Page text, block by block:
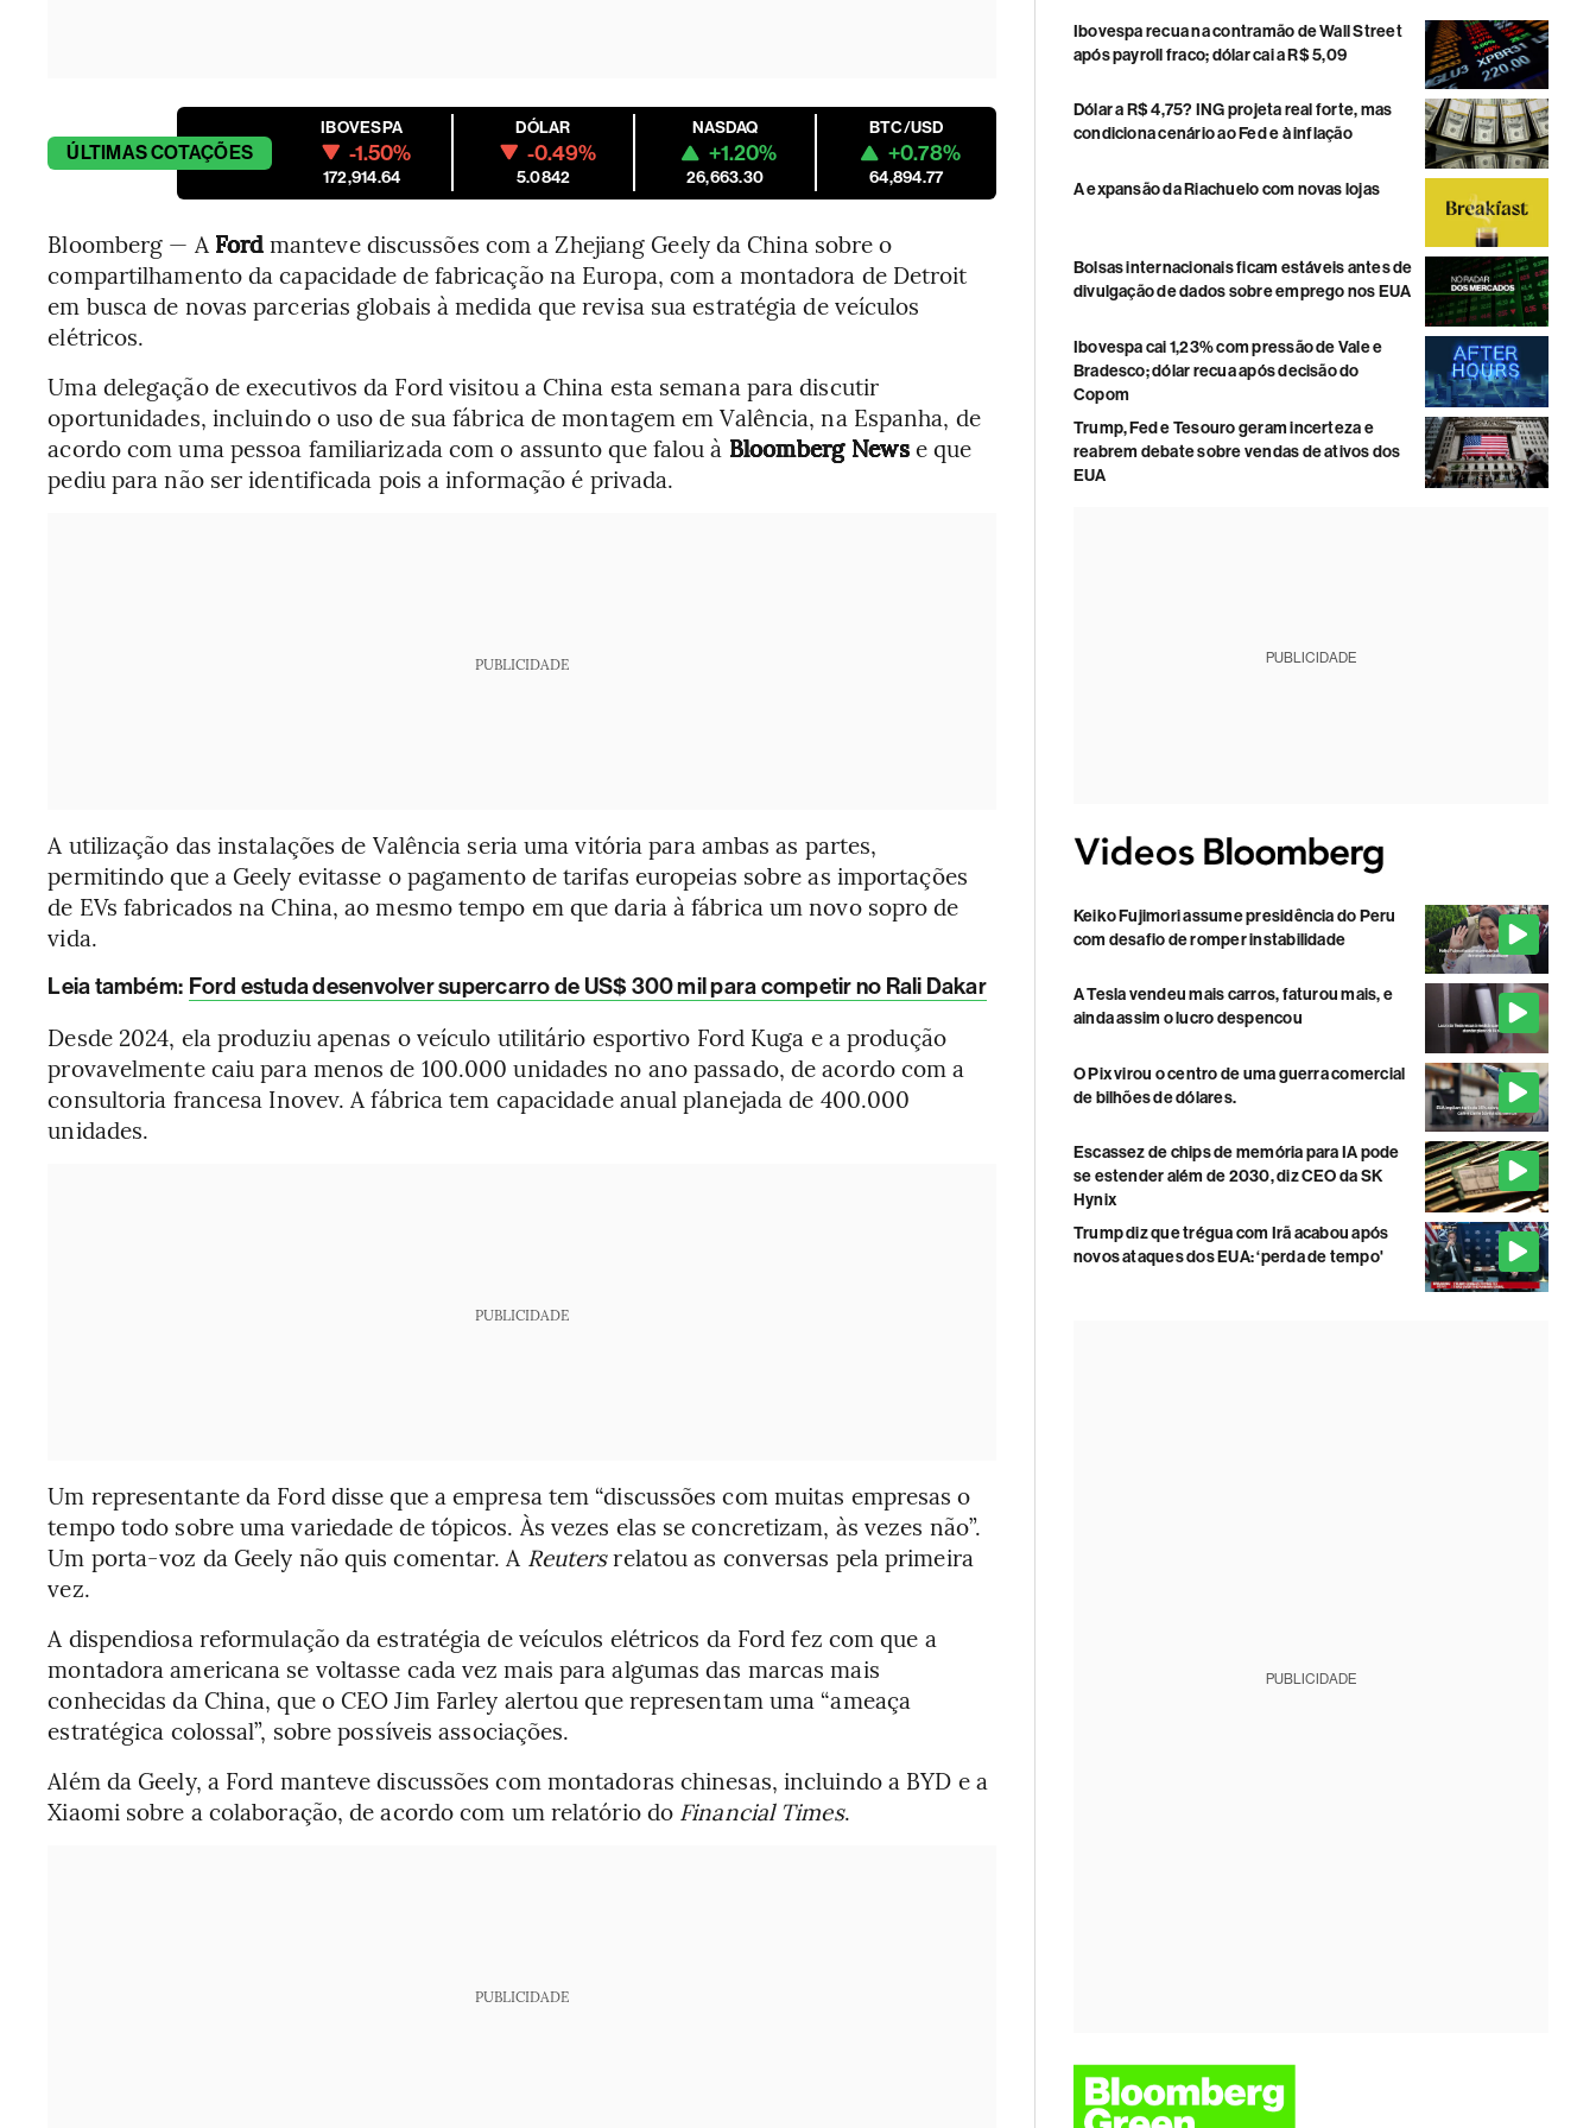
ÚLTIMASCOTAÇÕES
IBOVESPA
-1.50%
172,914.64
DÓLAR
-0.49%
5.0842
NASDAQ
+1.20%
26,663.30
BTC/USD
+0.78%
64,894.77
Bloomberg — A Fordmanteve discussões com a Zhejiang Geely da China sobre o
compartilhamento da capacidade de fabricação na Europa, com a montadora de Detroit
em busca de novas parcerias globais à medida que revisa sua estratégia de veículos
elétricos.
Uma delegação de executivos da Ford visitou a China esta semana para discutir
oportunidades, incluindo o uso de sua fábrica de montagem em Valência, na Espanha, de
acordo com uma pessoa familiarizada com o assunto que falou à Bloomberg Newse que
pediu para não ser identificada pois a informação é privada.
PUBLICIDADE
A utilização das instalações de Valência seria uma vitória para ambas as partes,
permitindo que a Geely evitasse o pagamento de tarifas europeias sobre as importações
de EVs fabricados na China, ao mesmo tempo em que daria à fábrica um novo sopro de
vida.
Leia também: Ford estuda desenvolver supercarro de US$ 300 mil para competir no Rali Dakar
Desde 2024, ela produziu apenas o veículo utilitário esportivo Ford Kuga e a produção
provavelmente caiu para menos de 100.000 unidades no ano passado, de acordo com a
consultoria francesa Inovev. A fábrica tem capacidade anual planejada de 400.000
unidades.
PUBLICIDADE
Um representante da Ford disse que a empresa tem “discussões com muitas empresas o
tempo todo sobre uma variedade de tópicos. Às vezes elas se concretizam, às vezes não”.
Um porta-voz da Geely não quis comentar. A Reutersrelatou as conversas pela primeira
vez.
A dispendiosa reformulação da estratégia de veículos elétricos da Ford fez com que a
montadora americana se voltasse cada vez mais para algumas das marcas mais
conhecidas da China, que o CEO Jim Farley alertou que representam uma “ameaça
estratégica colossal”, sobre possíveis associações.
Além da Geely, a Ford manteve discussões com montadoras chinesas, incluindo a BYD e a
Xiaomi sobre a colaboração, de acordo com um relatório do Financial Times.
PUBLICIDADE
Ibovespa recua na contramão de Wall Street
após payroll fraco; dólar cai a R$ 5,09
Dólar a R$ 4,75? ING projeta real forte, mas
condiciona cenário ao Fed e à inflação
A expansão da Riachuelo com novas lojas
Bolsas internacionais ficam estáveis antes de
divulgação de dados sobre emprego nos EUA
Ibovespa cai 1,23% com pressão de Vale e
Bradesco; dólar recua após decisão do
Copom
Trump, Fed e Tesouro geram incerteza e
reabrem debate sobre vendas de ativos dos
EUA
PUBLICIDADE
Keiko Fujimori assume presidência do Peru
com desafio de romper instabilidade
A Tesla vendeu mais carros, faturou mais, e
ainda assim o lucro despencou
O Pix virou o centro de uma guerra comercial
de bilhões de dólares.
Escassez de chips de memória para IA pode
se estender além de 2030, diz CEO da SK
Hynix
Trump diz que trégua com Irã acabou após
novos ataques dos EUA: ‘perda de tempo'
PUBLICIDADE